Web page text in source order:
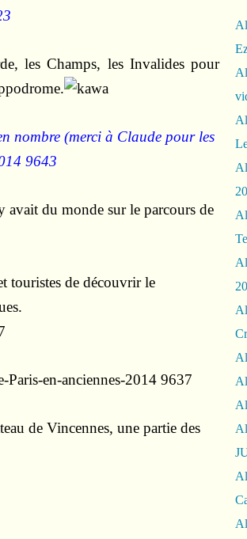
les Champs, les Invalides pour
nombre (merci à Claude pour les
avait du monde sur le parcours de
touristes de découvrir le
de Vincennes, une partie des